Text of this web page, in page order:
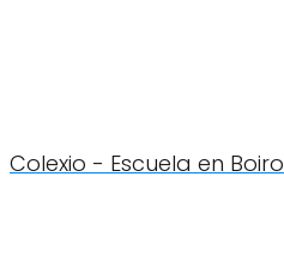
Colexio - Escuela en Boiro